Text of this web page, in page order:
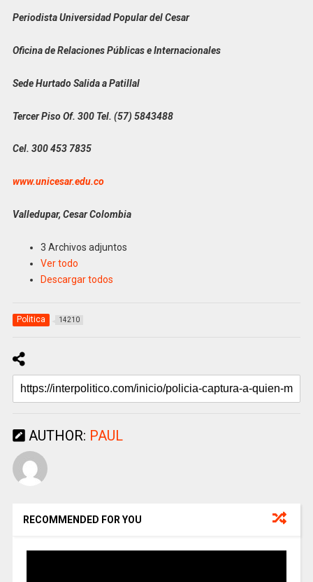
Periodista Universidad Popular del Cesar
Oficina de Relaciones Públicas e Internacionales
Sede Hurtado Salida a Patillal
Tercer Piso Of. 300 Tel. (57) 5843488
Cel. 300 453 7835
www.unicesar.edu.co
Valledupar, Cesar Colombia
3 Archivos adjuntos
Ver todo
Descargar todos
Politica 14210
AUTHOR: PAUL
RECOMMENDED FOR YOU